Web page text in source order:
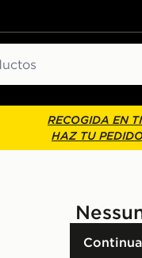
RECOGIDA EN
HAZ TU